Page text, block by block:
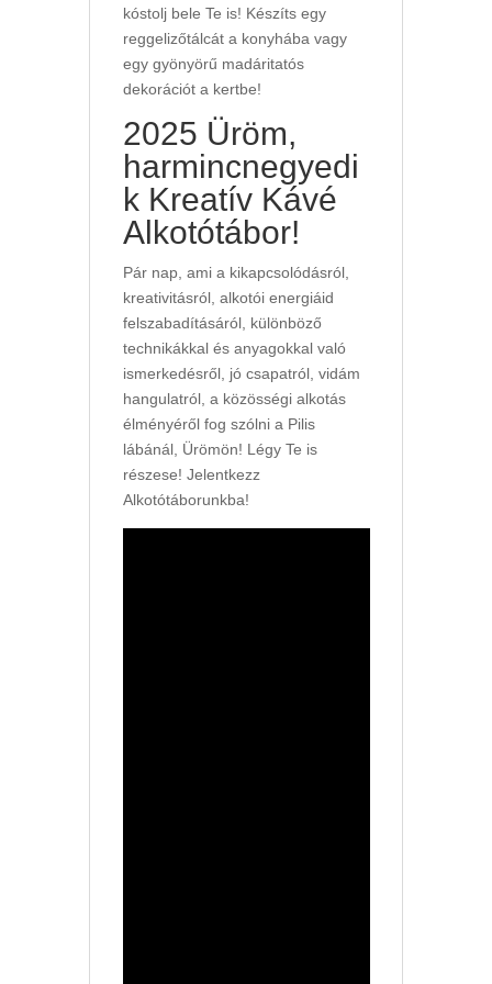
kóstolj bele Te is! Készíts egy
reggelizőtálcát a konyhába vagy
egy gyönyörű madáritatós
dekorációt a kertbe!
2025 Üröm,
harmincnegyedi
k Kreatív Kávé
Alkotótábor!
Pár nap, ami a kikapcsolódásról,
kreativitásról, alkotói energiáid
felszabadításáról, különböző
technikákkal és anyagokkal való
ismerkedésről, jó csapatról, vidám
hangulatról, a közösségi alkotás
élményéről fog szólni a Pilis
lábánál, Ürömön! Légy Te is
részese! Jelentkezz
Alkotótáborunkba!